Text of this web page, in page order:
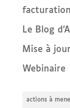
Le Blog
Mise à
Webinaire
actions à